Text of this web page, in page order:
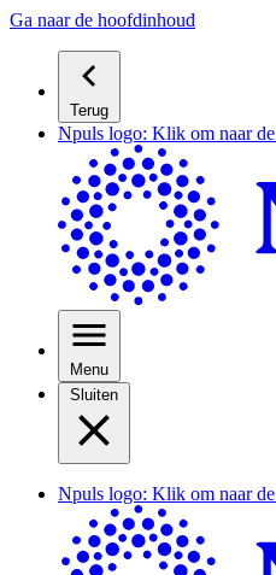
Ga naar de hoofdinhoud
Terug
Npuls logo: Klik om naar de
Menu
Sluiten
Npuls logo: Klik om naar de